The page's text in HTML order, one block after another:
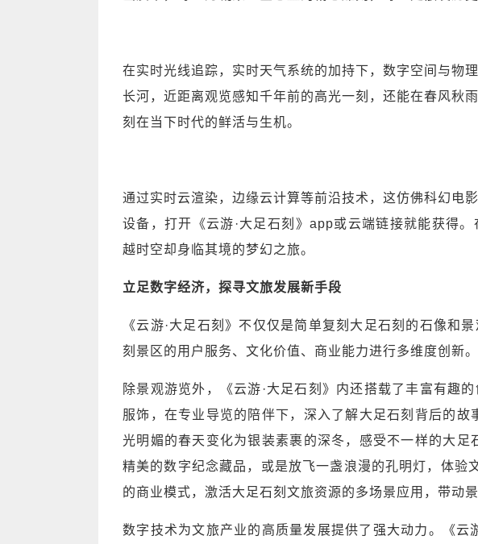
在实时光线追踪，实时天气系统的加持下，数字空间与物
长河，近距离观览感知千年前的高光一刻，还能在春风秋
刻在当下时代的鲜活与生机。
通过实时云渲染，边缘云计算等前沿技术，这仿佛科幻电
设备，打开《云游·大足石刻》app或云端链接就能获得
越时空却身临其境的梦幻之旅。
立足数字经济，探寻文旅发展新手段
《云游·大足石刻》不仅仅是简单复刻大足石刻的石像和
刻景区的用户服务、文化价值、商业能力进行多维度创新。
除景观游览外，《云游·大足石刻》内还搭载了丰富有趣
服饰，在专业导览的陪伴下，深入了解大足石刻背后的
光明媚的春天变化为银装素裹的深冬，感受不一样的大
精美的数字纪念藏品，或是放飞一盏浪漫的孔明灯，体验
的商业模式，激活大足石刻文旅资源的多场景应用，带动景
数字技术为文旅产业的高质量发展提供了强大动力。《云